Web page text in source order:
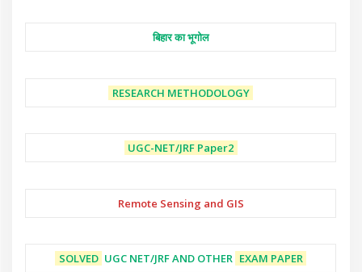
बिहार का भूगोल
RESEARCH METHODOLOGY
UGC-NET/JRF Paper2
Remote Sensing and GIS
SOLVED UGC NET/JRF AND OTHER EXAM PAPER